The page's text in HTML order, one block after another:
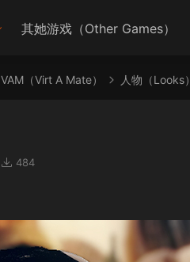
其她游戏（Other Games）
VAM（Virt A Mate） 人物（Looks）
484